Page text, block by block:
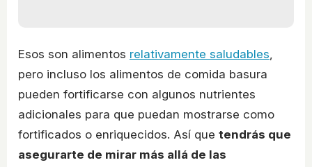
Esos son alimentos relativamente saludables,
pero incluso los alimentos de comida basura
pueden fortificarse con algunos nutrientes
adicionales para que puedan mostrarse como
fortificados o enriquecidos. Así que tendrás que
asegurarte de mirar más allá de las